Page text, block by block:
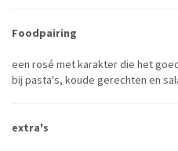
Foodpairing
een rosé met karakter die het
bij pasta's, koude gerechten en
extra's